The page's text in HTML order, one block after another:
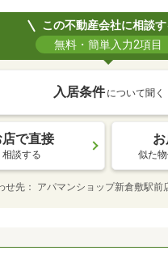
この不動産会社に相談す
無料・簡単入力2項目
入居条件 について聞く
店で直接
相談する 似た
せ先 アパマンショップ新倉敷駅